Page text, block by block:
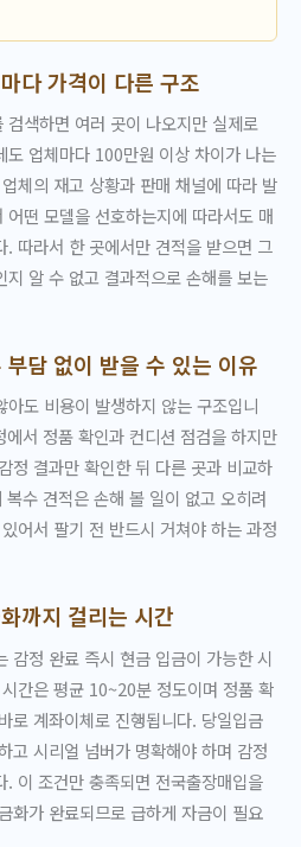
다 가격이 다른 구조
색하면 여러 곳이 나오지만 실제로
도 업체마다 100만원 이상 차이가 나는
체의 재고 상황과 판매 채널에 따라 발
떤 모델을 선호하는지에 따라서도 매
. 따라서 한 곳에서만 견적을 받으면 그
지 알 수 없고 결과적으로 손해를 보는
담 없이 받을 수 있는 이유
도 비용이 발생하지 않는 구조입니
에서 정품 확인과 컨디션 점검을 하지만
정 결과만 확인한 뒤 다른 곳과 비교하
수 견적은 손해 볼 일이 없고 오히려
어서 팔기 전 반드시 거쳐야 하는 과정
까지 걸리는 시간
감정 완료 즉시 현금 입금이 가능한 시
간은 평균 10~20분 정도이며 정품 확
로 계좌이체로 진행됩니다. 당일입금
고 시리얼 넘버가 명확해야 하며 감정
이 조건만 충족되면 전국출장매입을
화가 완료되므로 급하게 자금이 필요